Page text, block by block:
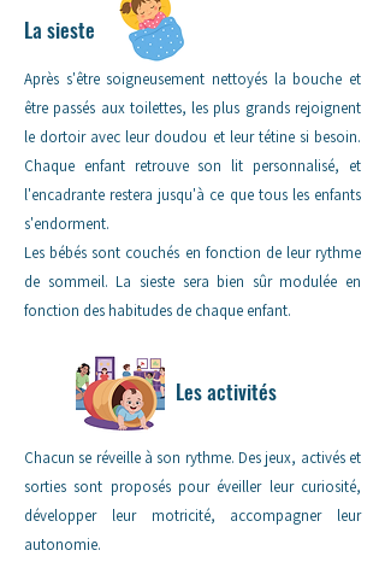
La sieste
Après s'être soigneusement nettoyés la bouche et
être passés aux toilettes, les plus grands rejoignent
le dortoir avec leur doudou et leur tétine si besoin.
Chaque enfant retrouve son lit personnalisé, et
l'encadrante restera jusqu'à ce que tous les enfants
s'endorment.
Les bébés sont couchés en fonction de leur rythme
de sommeil. La sieste sera bien sûr modulée en
fonction des habitudes de chaque enfant.
Les activités
Chacun se réveille à son rythme. Des jeux, activés et
sorties sont proposés pour éveiller leur curiosité,
développer leur motricité, accompagner leur
autonomie.